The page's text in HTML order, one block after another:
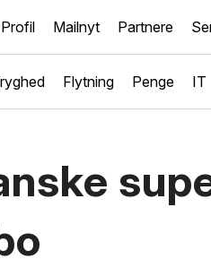
Profil Mailnyt Partnere
Flytning Penge IT